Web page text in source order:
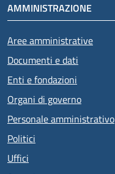
AMMINISTRAZIONE
Aree amministrative
Documenti e dati
Enti e fondazioni
Organi di governo
Personale amministrativo
Politici
Uffici